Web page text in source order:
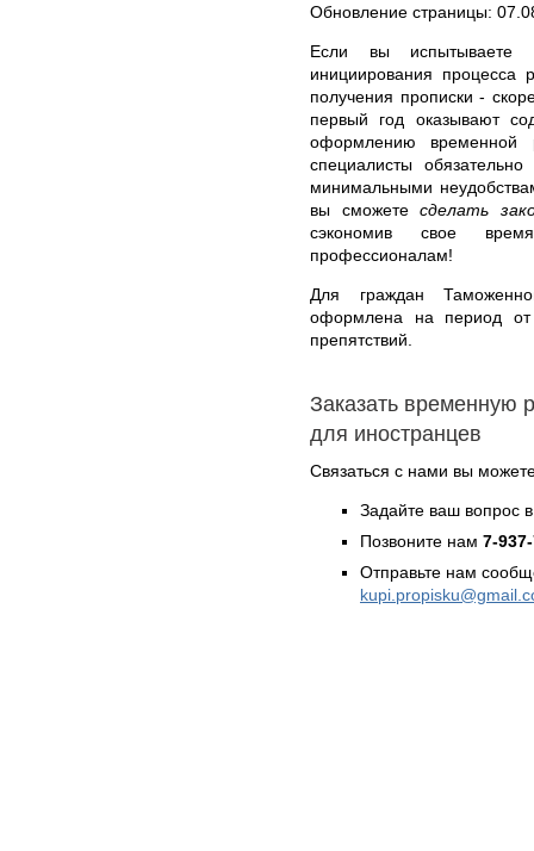
Обновление страницы:
Если вы испытываете
инициирования процесса
получения прописки -
первый год оказывают
оформлению временной
специалисты
минимальными
вы сможете сделать
сэкономив свое
профессионалам!
Для граждан
оформлена на период
препятствий.
Заказать временную
для иностранцев
Связаться с нами вы
Задайте ваш вопрос
Позвоните нам 7-
Отправьте нам